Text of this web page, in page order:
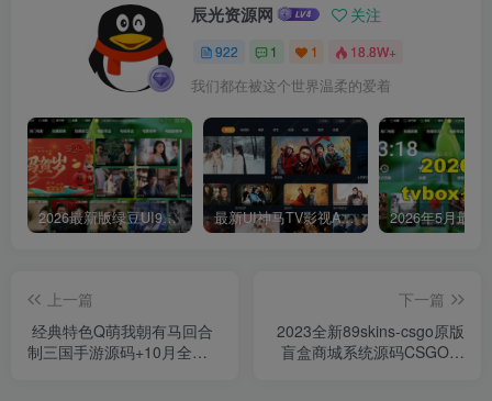
辰光资源网 关注
922 1 1 18.8W+
我们都在被这个世界温柔的爱着
2026最新版绿豆UI9双端影视APP源码 最新UI神马TV影视APP源码 乐檬影视苹果CMS后台 包含前后端源码
上一篇
经典特色Q萌我朝有马回合
制三国手游源码+10月全新
下一篇
2023全新89skins-csgo原版
盲盒商城系统源码CSGO游